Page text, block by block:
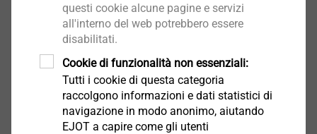
questi cookie alcune pagine e servizi
all'interno del web potrebbero essere
disabilitati.
Cookie di funzionalità non essenziali:
Tutti i cookie di questa categoria
raccolgono informazioni e dati statistici di
navigazione in modo anonimo, aiutando
EJOT a capire come gli utenti